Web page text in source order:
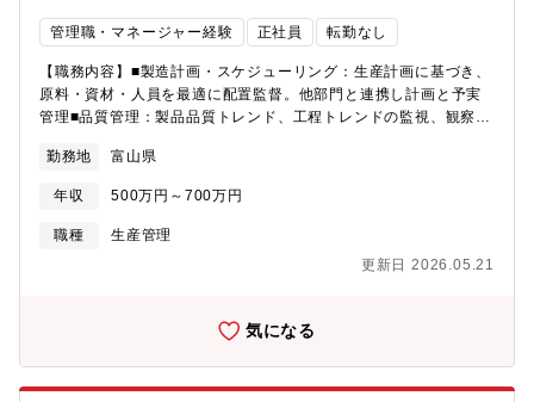
管理職・マネージャー経験 正社員 転勤なし
【職務内容】■製造計画・スケジューリング：生産計画に基づき、
原料・資材・人員を最適に配置監督。他部門と連携し計画と予実
管理■品質管理：製品品質トレンド、工程トレンドの監視、観察、
現場の橋渡し役として部門方針の推進■工場管理：設備機器管理、
各種記録管理、労務安全管理■チームマネジメント：現場スタッフ
への指導・教育、協働体制の構築【募集背景】医薬品業界は今、
グローバル化とAIの進展により、スピードと柔軟性が求められて
ら多品種少量・短期生産型へと大きな転換を進めています。この
現場の品質・安全・効率を実現したいと考えております。仲間の
知見と十全化学が持つ強みを活かし、新しい製造現場を一緒に作
りたいと考えております。【魅力】・社会貢献性の高さ：あなた
の仕事が、世界中の患者さんの健康を支えます！・成長できる環
勤務地 富山県
年収 500万円～700万円
職種
生産管理
更新日 2026.05.21
気になる